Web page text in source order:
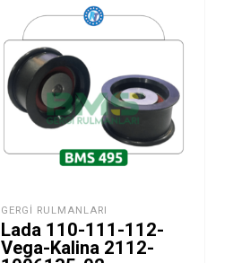
GERGI RULMANLARI
Lada 110-111-112-
Vega-Kalina 2112-